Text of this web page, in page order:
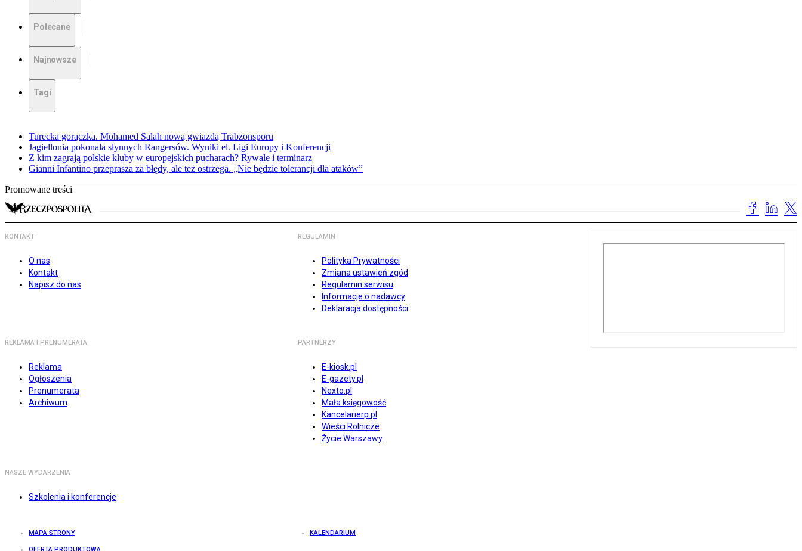
Polecane
Najnowsze
Tagi
Turecka gorączka. Mohamed Salah nową gwiazdą Trabzonsporu
Jagiellonia pokonała słynnych Rangersów. Wyniki el. Ligi Europy i Konferencji
Z kim zagrają polskie kluby w europejskich pucharach? Rywale i terminarz
Gianni Infantino przeprasza za błędy, ale też ostrzega. „Nie będzie tolerancji dla ataków”
Promowane treści
KONTAKT
O nas
Kontakt
Napisz do nas
REGULAMIN
Polityka Prywatności
Zmiana ustawień zgód
Regulamin serwisu
Informacje o nadawcy
Deklaracja dostępności
REKLAMA I PRENUMERATA
Reklama
Ogłoszenia
Prenumerata
Archiwum
PARTNERZY
E-kiosk.pl
E-gazety.pl
Nexto.pl
Mała księgowość
Kancelarierp.pl
Wieści Rolnicze
Życie Warszawy
NASZE WYDARZENIA
Szkolenia i konferencje
MAPA STRONY KALENDARIUM